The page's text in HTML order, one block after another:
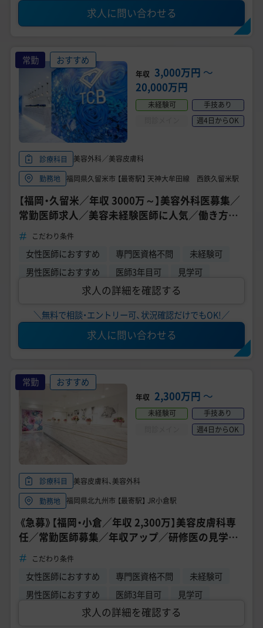
求人に問い合わせる
常勤 おすすめ
年収 3,000万円 〜
20,000万円
未経験可
手技あり
週4日からOK
診療科目
美容外科／美容皮膚科
勤務地 福岡県久留米市 【最寄駅】 天神大牟田線 西鉄久留米駅
【福岡・久留米／年収 3000万～】美容外科医募集／
常勤医師求人／美容未経験医師に人気／働き方が
選べる《TCB東京中央美容外科 久留米院》
こだわり条件
女性医師におすすめ 専門医資格不問
未経験可
男性医師におすすめ
医師3年目可 見学可
求人の詳細を確認する
＼無料で相談・エントリー可、状況確認だけでもOK!／
求人に問い合わせる
常勤 おすすめ
年収 2,300万円 〜
未経験可
手技あり
週4日からOK
診療科目
美容皮膚科、美容外科
勤務地 福岡県北九州市 【最寄駅】 JR小倉駅
《急募》【福岡・小倉／年収 2,300万】美容皮膚科専
任／常勤医師募集／年収アップ／研修医の見学OK
／高待遇求人《TCB東京中央美容外科 小倉院》
こだわり条件
女性医師におすすめ 専門医資格不問
未経験可
男性医師におすすめ
医師3年目可 見学可
求人の詳細を確認する